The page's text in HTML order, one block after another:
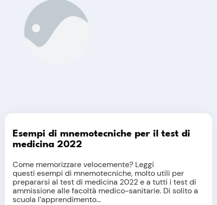
Esempi di mnemotecniche per il test di
medicina 2022
Come memorizzare velocemente? Leggi
questi esempi di mnemotecniche, molto utili per
prepararsi al test di medicina 2022 e a tutti i test di
ammissione alle facoltà medico-sanitarie. Di solito a
scuola l’apprendimento...